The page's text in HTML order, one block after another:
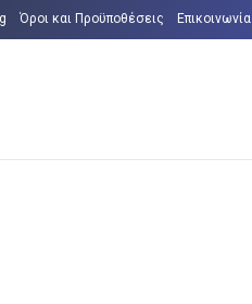
Όροι και Προϋποθέσεις Επικοινωνία